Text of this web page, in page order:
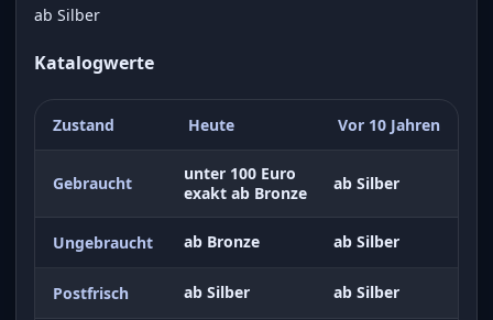
ab Silber
Katalogwerte
Zustand Heute Vor 10 Jahren
Gebraucht
unter 100 Euro
exakt ab Bronze
ab Silber
Ungebraucht ab Bronze ab Silber
Postfrisch ab Silber ab Silber